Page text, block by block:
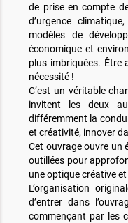
de prise en compte
d’urgence
modèles de
économique et
plus imbriquées. Être
nécessité !
C’est un véritable
invitent les deux
différemment la
et créativité, innover
Cet ouvrage ouvre un
outillées pour
une optique créative
L’organisation
d’entrer dans
commençant par les